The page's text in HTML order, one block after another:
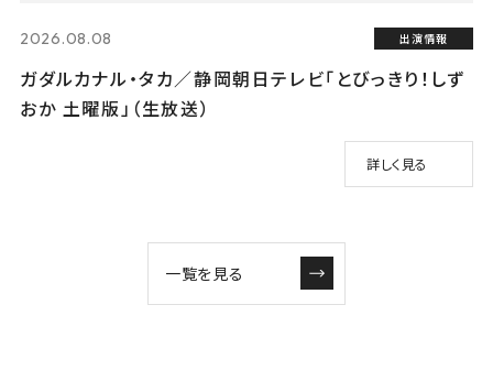
2026.08.08 出演情報
ガダルカナル・タカ／静岡朝日テレビ「とびっきり！しず
おか 土曜版」（生放送）
詳しく見る
一覧を見る